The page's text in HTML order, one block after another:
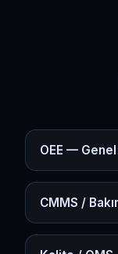
OEE —
CMMS /